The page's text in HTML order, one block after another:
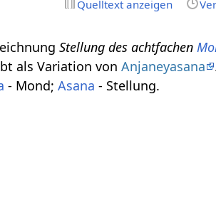
Quelltext anzeigen
Stellung des achtfachen
als Variation vonAnjaneyasana
- Mond;Asana - Stellung.